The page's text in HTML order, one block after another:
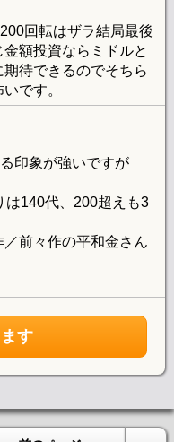
回転はザラ結局最後
額投資ならミドルと
待できるのでそちら
です。
印象が強いですが
は140代、200超えも3
前々作の平和金さん
す